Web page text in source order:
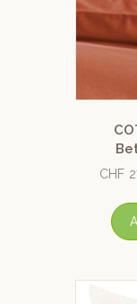
CHF